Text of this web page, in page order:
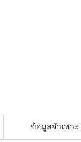
ข้อมูลจำเพาะ